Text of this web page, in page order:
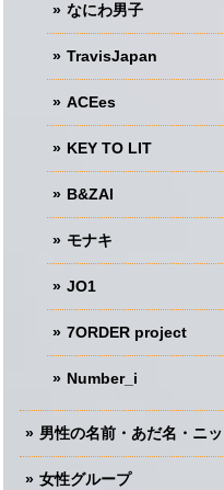
なにわ男子
TravisJapan
ACEes
KEY TO LIT
B&ZAI
モナキ
JO1
7ORDER project
Number_i
男性の名前・あだ名・ニ
女性グループ